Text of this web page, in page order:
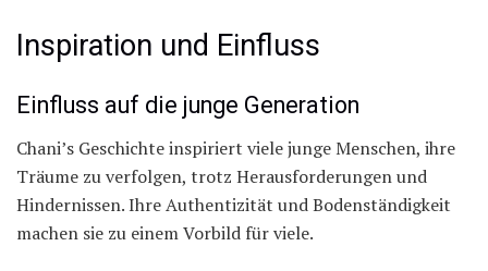
Inspiration und Einfluss
Einfluss auf die junge Generation
Chani’s Geschichte inspiriert viele junge Menschen, ihre
Träume zu verfolgen, trotz Herausforderungen und
Hindernissen. Ihre Authentizität und Bodenständigkeit
machen sie zu einem Vorbild für viele.